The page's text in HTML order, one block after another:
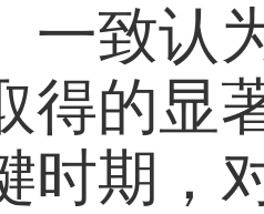
一致认
得的显
时期，